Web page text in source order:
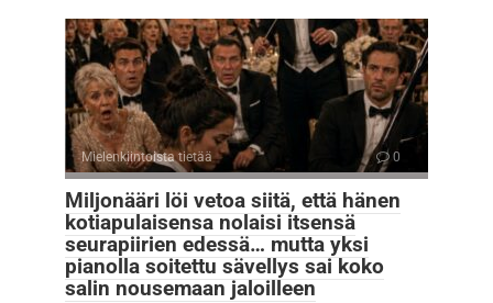
Mielenkiintoista tietää 0
Miljonääri löi vetoa siitä, että hänen
kotiapulaisensa nolaisi itsensä
seurapiirien edessä… mutta yksi
pianolla soitettu sävellys sai koko
salin nousemaan jaloilleen